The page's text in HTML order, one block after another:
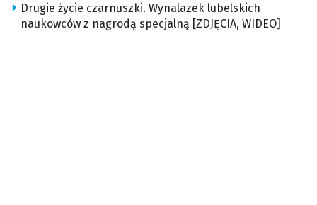
Drugie życie czarnuszki. Wynalazek lubelskich
naukowców z nagrodą specjalną [ZDJĘCIA, WIDEO]